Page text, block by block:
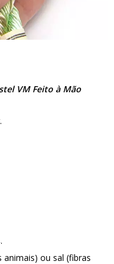
VM Feito à Mão
animais) ou sal (fibras